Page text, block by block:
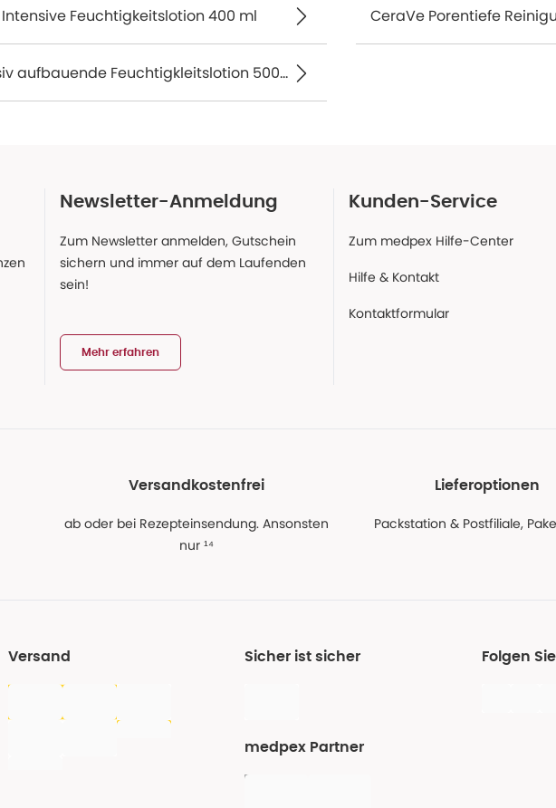
Intensive Feuchtigkeitslotion 400 ml CeraVe Porentiefe
Cetaphil PRO Urea 10% Intensiv aufbauende Feuchtigkleitslotion 500 ml
Newsletter-Anmeldung
Zum Newsletter anmelden, Gutschein
sichern und immer auf dem Laufenden
sein!
Mehr erfahren
Kunden-Service
Zum medpex Hilfe-Center
Hilfe & Kontakt
Kontaktformular
Versandkostenfrei
ab oder bei Rezepteinsendung. Ansonsten
nur ¹⁴
Lieferoptionen
Packstation & Postfiliale,
Versand Sicher ist sicher
medpex Partner
Folgen